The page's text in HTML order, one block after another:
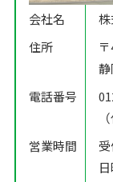
会社名
住所
電話番号
営業時間